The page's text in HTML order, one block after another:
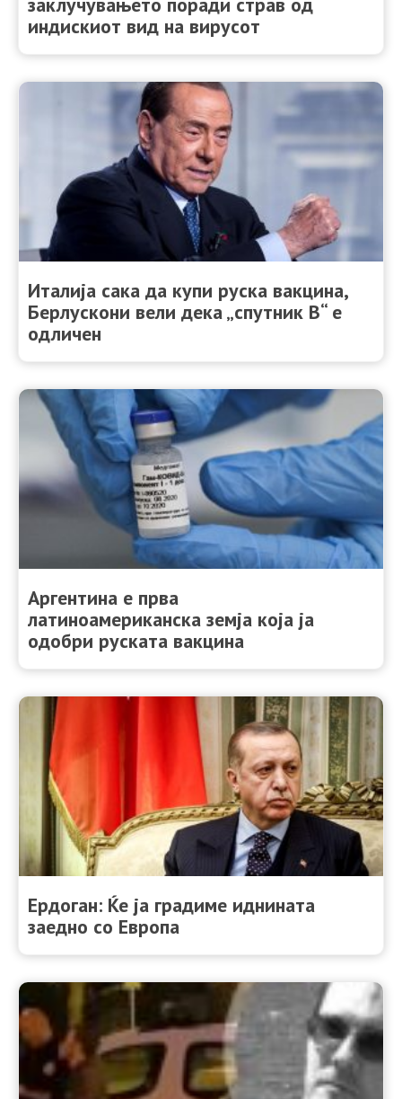
индискиот вид на вирусот
Италија сака да купи руска вакцина,
Берлускони вели дека „спутник В“ е
одличен
Аргентина е прва
латиноамериканска земја која ја
одобри руската вакцина
Ердоган: Ќе ја градиме иднината
заедно со Европа